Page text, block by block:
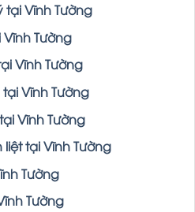
tại Vĩnh Tường
Tường
Vĩnh Tường
Vĩnh Tường
Vĩnh Tường
tại Vĩnh Tường
Tường
Tường